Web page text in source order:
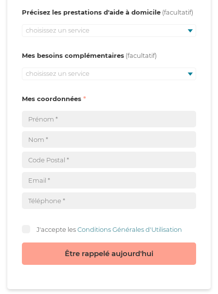
Précisez les prestations d'aide à domicile
choisissez un service
Mes besoins complémentaires
choisissez un service
Mes coordonnées
J'accepte lesConditions Générales d'Utilisation
Être rappelé aujourd'hui